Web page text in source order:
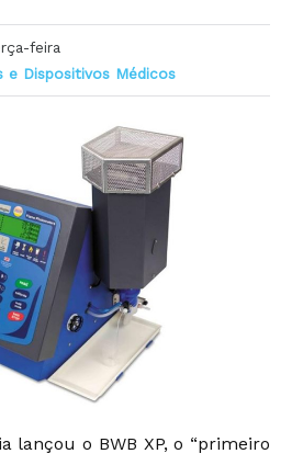
feira
e Dispositivos Médicos
lançou o BWB XP, o “primeiro